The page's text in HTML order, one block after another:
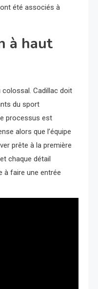
été associés à
à haut
colossal. Cadillac doit
du sport
processus est
alors que l’équipe
prête à la première
chaque détail
à faire une entrée